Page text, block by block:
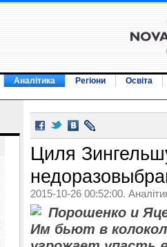
Аналітика Регіони
Освіта
Циля
2015-10-26 00:52:00.
Порошенко и
Им бьют в